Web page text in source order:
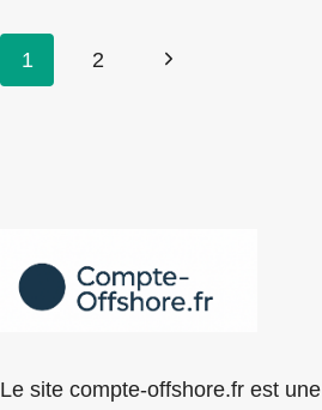
Navigation
1 2
Page
Le site compte-offshore.fr est une